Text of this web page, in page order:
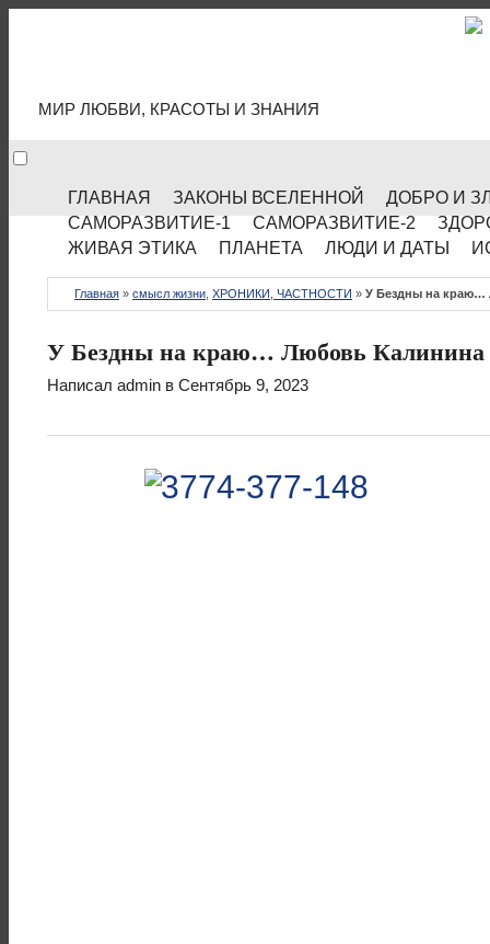
МИР ЛЮБВИ, КРАСОТЫ И ЗНАНИЯ
ГЛАВНАЯ ЗАКОНЫ ВСЕЛЕННОЙ
ДОБРО И
САМОРАЗВИТИЕ-1
САМОРАЗВИТИЕ-2
ЖИВАЯ ЭТИКА
ПЛАНЕТА ЛЮДИ И ДАТЫ
Главная » смысл жизни ХРОНИКИ, ЧАСТНОСТИ » У Бездны на краю…
У Бездны на краю… Любовь Калинина
Написал admin в Сентябрь 9, 2023